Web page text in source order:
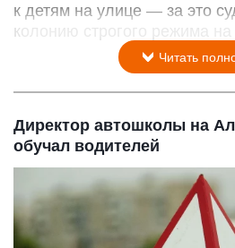
к детям на улице — за это
колонию строгого режима на
Читать
Директор автошколы на
обучал водителей